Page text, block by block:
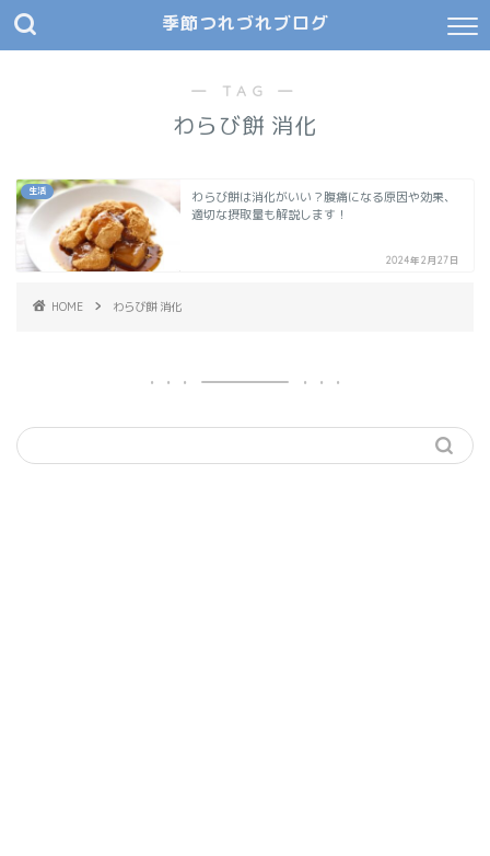
季節つれづれブログ
― TAG ―
わらび餅 消化
生活
わらび餅は消化がいい？腹痛になる原因や効果、
適切な摂取量も解説します！
2024年2月27日
HOME わらび餅 消化